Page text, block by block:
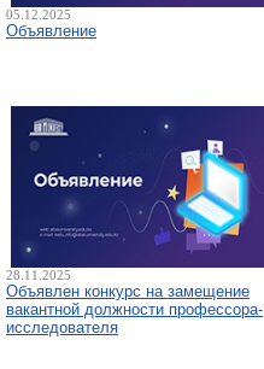
05.12.2025
Объявление
28.11.2025
Объявлен конкурс на замещение
вакантной должности профессора-
исследователя